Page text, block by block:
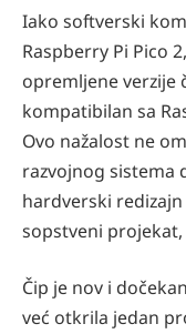
Iako softverski
Raspberry Pi Pico
opremljene verzije
kompatibilan sa
Ovo nažalost ne
razvojnog sistema
hardverski
sopstveni
Čip je nov i
već otkrila jedan